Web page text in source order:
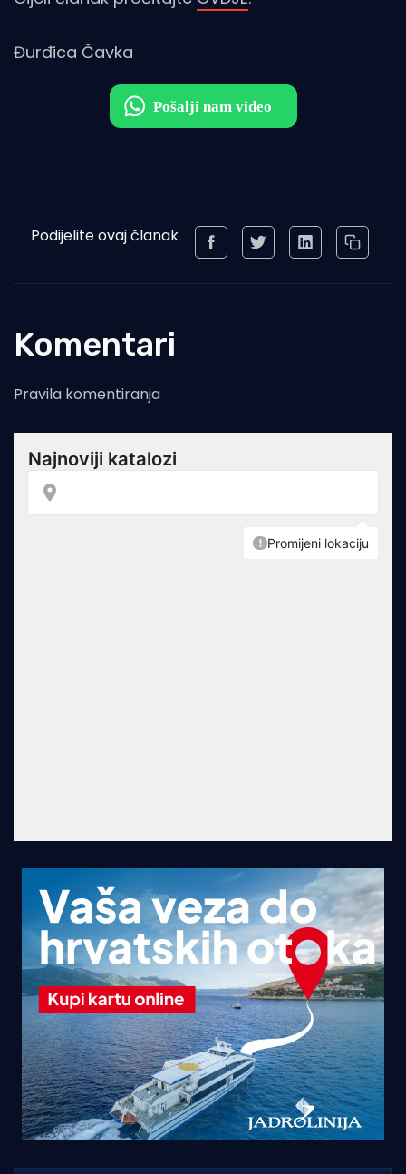
Đurđica Čavka
Podijelite ovaj članak
Komentari
Pravila komentiranja